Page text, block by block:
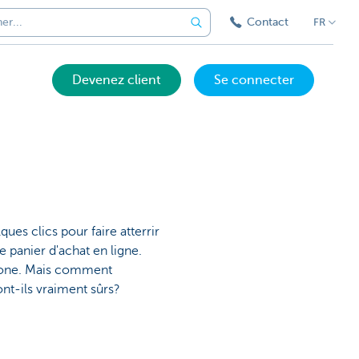
Contact FR
Devenez client Se connecter
clics pour faire atterrir
panier d'achat en ligne.
Mais comment
ils vraiment sûrs?